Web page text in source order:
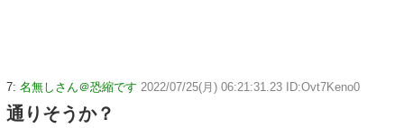
7: 名無しさん＠恐縮です 2022/07/25(月) 06:21:31.23 ID:Ovt7Keno0
通りそうか？